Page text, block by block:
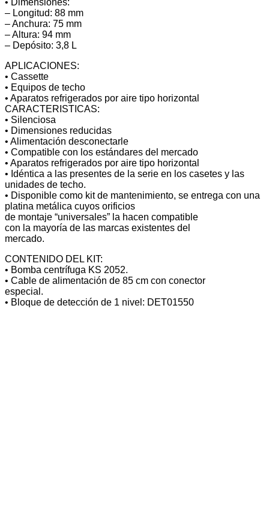
– Longitud: 88 mm
– Anchura: 75 mm
– Altura: 94 mm
– Depósito: 3,8 L
APLICACIONES:
• Cassette
• Equipos de techo
• Aparatos refrigerados por aire tipo horizontal
CARACTERISTICAS:
• Silenciosa
• Dimensiones reducidas
• Alimentación desconectarle
• Compatible con los estándares del mercado
• Aparatos refrigerados por aire tipo horizontal
• Idéntica a las presentes de la serie en los casetes y las
unidades de techo.
• Disponible como kit de mantenimiento, se entrega con una
platina metálica cuyos orificios
de montaje “universales” la hacen compatible
con la mayoría de las marcas existentes del
mercado.
CONTENIDO DEL KIT:
• Bomba centrífuga KS 2052.
• Cable de alimentación de 85 cm con conector
especial.
• Bloque de detección de 1 nivel: DET01550